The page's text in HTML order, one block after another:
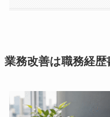
業務改善は職務経